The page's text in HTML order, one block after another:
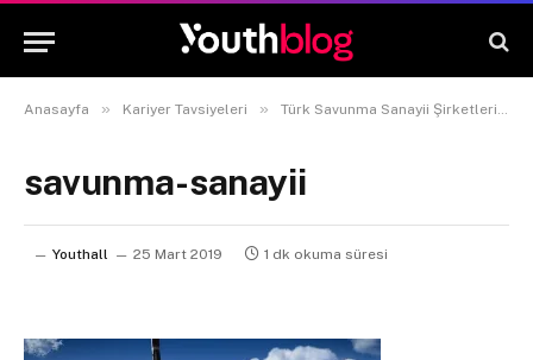
Anasayfa » Kariyer Tavsiyeleri » Türk Savunma Sanayii Şirketlerinde Staj – Tarih ve Tüm Detaylar 2019
savunma-sanayii
Youthall 25 Mart 2019 1 dk okuma süresi